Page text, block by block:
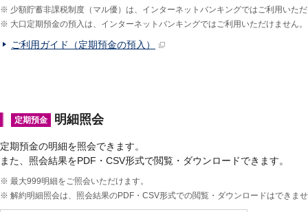
※ 少額貯蓄非課税制度（マル優）は、インターネットバンキングではご利用いた
※ 大口定期預金の預入は、インターネットバンキングではご利用いただけません。
ご利用ガイド（定期預金の預入）
定期預金 明細照会
定期預金の明細を照会できます。
また、照会結果をPDF・CSV形式で閲覧・ダウンロードできます。
※ 最大999明細をご照会いただけます。
※ 解約明細照会は、照会結果のPDF・CSV形式での閲覧・ダウンロードはできま